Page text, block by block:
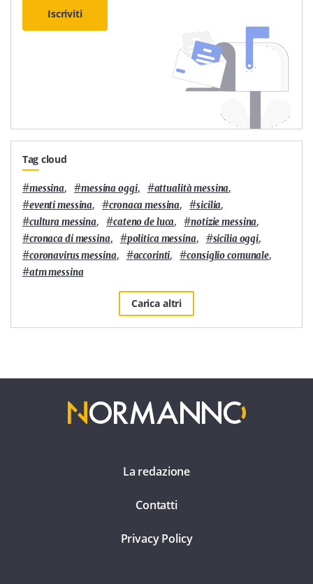
Iscriviti
Tag cloud
#messina, #messina oggi, #attualità messina,
#eventi messina, #cronaca messina, #sicilia,
#cultura messina, #cateno de luca, #notizie messina,
#cronaca di messina, #politica messina, #sicilia oggi,
#coronavirus messina, #accorinti, #consiglio comunale,
#atm messina
Carica altri
La redazione
Contatti
Privacy Policy